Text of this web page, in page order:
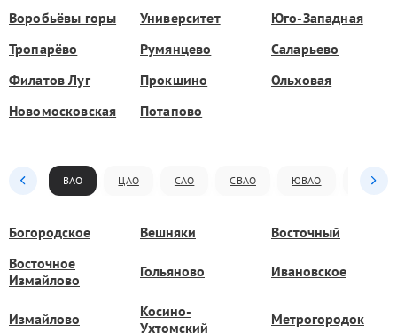
Воробьёвы горы Университет
Юго-Западная
Тропарёво
Румянцево
Саларьево
Филатов Луг
Прокшино
Ольховая
Новомосковская
Потапово
ВАО ЦАО САО СВАО ЮВАО ЮАО
Богородское Вешняки
Восточный
Восточное
Измайлово
Гольяново Ивановское
Измайлово
Косино-
Ухтомский
Метрогородок